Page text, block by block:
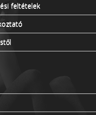
feltételek